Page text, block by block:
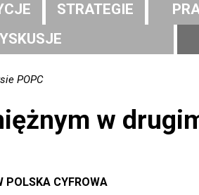
STRATEGIE
POPC
w
POLSKA CYFROWA